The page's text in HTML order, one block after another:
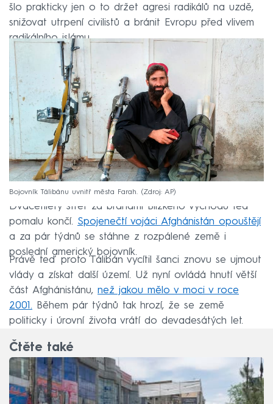
šlo prakticky jen o to držet agresi radikálů na uzdě,
snižovat utrpení civilistů a bránit Evropu před vlivem
radikálního islámu.
Bojovník Tálibánu uvnitř města Farah. Zdroj: AP
Dvacetiletý střet za branami Blízkého východu teď
pomalu končí. Spojenečtí vojáci Afghánistán opouštějí
a za pár týdnů se stáhne z rozpálené země i
poslední americký bojovník.
Právě teď proto Tálibán vycítil šanci znovu se ujmout
vlády a získat další území. Už nyní ovládá hnutí větší
část Afghánistánu, než jakou mělo v moci v roce
2001. Během pár týdnů tak hrozí, že se země
politicky i úrovní života vrátí do devadesátých let.
Čtěte také